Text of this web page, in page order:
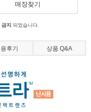
매장찾기
지
되었습니다.
후기 상품 Q&A